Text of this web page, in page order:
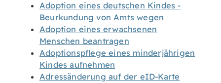
Adoption eines deutschen Kindes -
Beurkundung von Amts wegen
Adoption eines erwachsenen
Menschen beantragen
Adoptionspflege eines minderjährigen
Kindes aufnehmen
Adressänderung auf der eID-Karte